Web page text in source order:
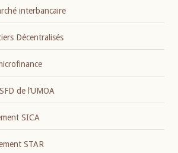
interbancaire
Décentralisés
de l’UMOA
SICA
STAR